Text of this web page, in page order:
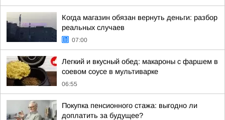
Когда магазин обязан вернуть деньги: разбор
реальных случаев
07:00
Легкий и вкусный обед: макароны с фаршем в
соевом соусе в мультиварке
06:55
Покупка пенсионного стажа: выгодно ли
доплатить за будущее?